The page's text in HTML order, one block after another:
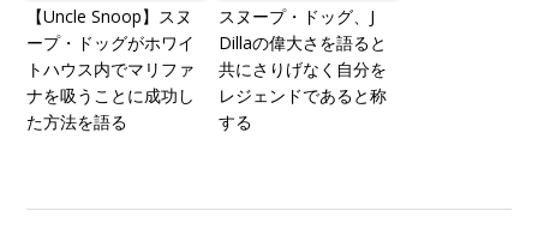
【Uncle Snoop】スヌ
ープ・ドッグがホワイ
トハウス内でマリファ
ナを吸うことに成功し
た方法を語る
スヌープ・ドッグ、J
Dillaの偉大さを語ると
共にさりげなく自分を
レジェンドであると称
する